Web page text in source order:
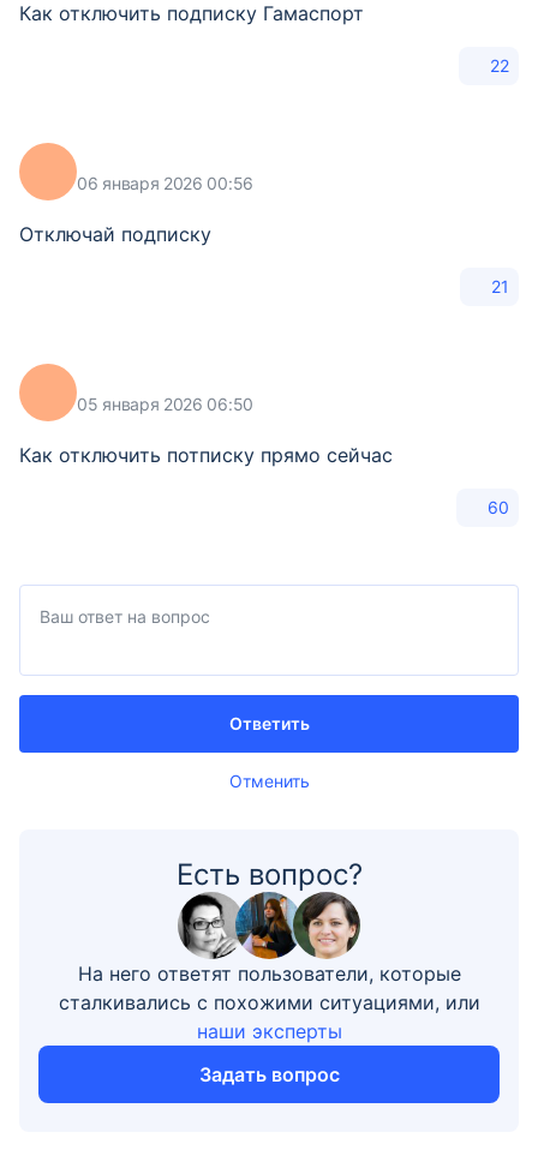
Как отключить подписку Гамаспорт
22
06 января 2026 00:56
Отключай подписку
21
05 января 2026 06:50
Как отключить потписку прямо сейчас
60
Отменить
Ответить
Есть вопрос?
На него ответят пользователи, которые
сталкивались с похожими ситуациями, или
наши эксперты
Задать вопрос